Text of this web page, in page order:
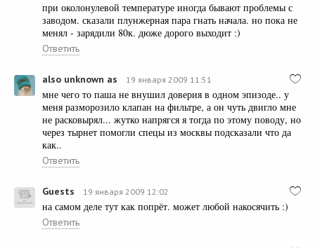
при околонулевой температуре иногда бывают проблемы с
заводом. сказали плунжерная пара гнать начала. но пока не
менял - зарядили 80к. дюже дорого выходит :)
Ответить
also unknown as 19 января 2009 11:51
мне чего то паша не внушил доверия в одном эпизоде.. у
меня разморозило клапан на фильтре, а он чуть двигло мне
не расковырял... жутко напрягся я тогда по этому поводу, но
через тырнет помогли спецы из москвы подсказали что да
как..
Ответить
Guests 19 января 2009 12:02
на самом деле тут как попрёт. может любой накосячить :)
Ответить